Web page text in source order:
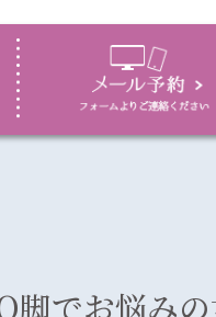
脚でお悩み